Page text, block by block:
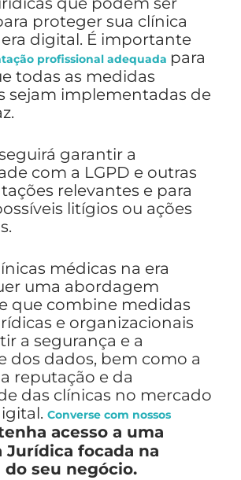
proteger sua clínica
digital. É importante
profissional adequada para
todas as medidas
sejam implementadas de
garantir a
com a LGPD e outras
relevantes e para
litígios ou ações
médicas na era
uma abordagem
que combine medidas
e organizacionais
a segurança e a
dos dados, bem como a
reputação e da
das clínicas no mercado
Converse com nossos
acesso a uma
Jurídica focada na
do seu negócio.